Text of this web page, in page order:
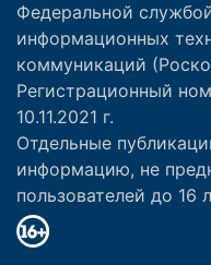
Федеральной
информационных
коммуникаций
Регистрационный
10.11.2021 г.
Отдельные
информацию, не
пользователей до 16